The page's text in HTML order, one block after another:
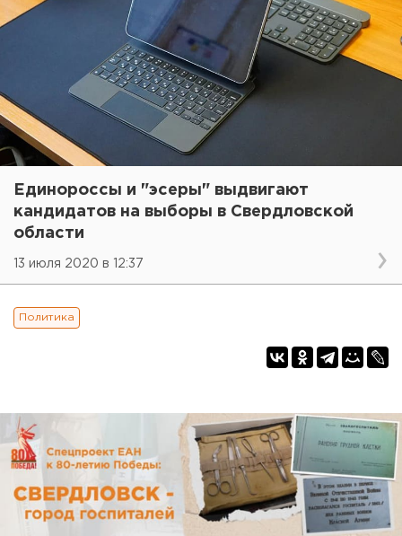
Единороссы и "эсеры" выдвигают
кандидатов на выборы в Свердловской
области
13 июля 2020 в 12:37
Политика